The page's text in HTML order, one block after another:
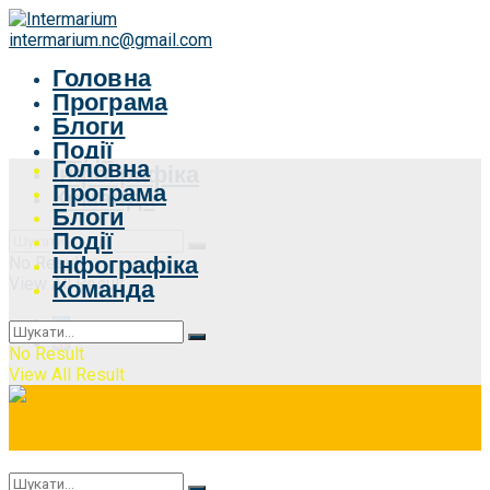
intermarium.nc@gmail.com
Головна
Програма
Блоги
Події
Інфографіка
Команда
No Result
View All Result
Головна
Програма
Блоги
Події
Інфографіка
Команда
No Result
View All Result